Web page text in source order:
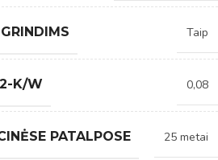
Taip
K/W 0,08
PATALPOSE 25 metai